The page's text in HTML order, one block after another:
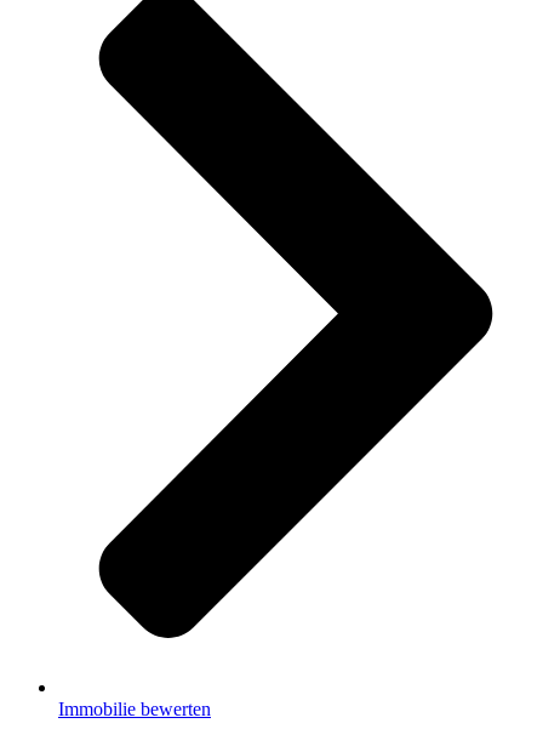
Immobilie bewerten